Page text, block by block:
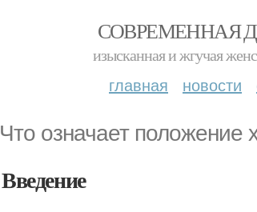
СОВРЕМЕННАЯ
изысканная и жгучая
главная новости
Что означает положение
Введение